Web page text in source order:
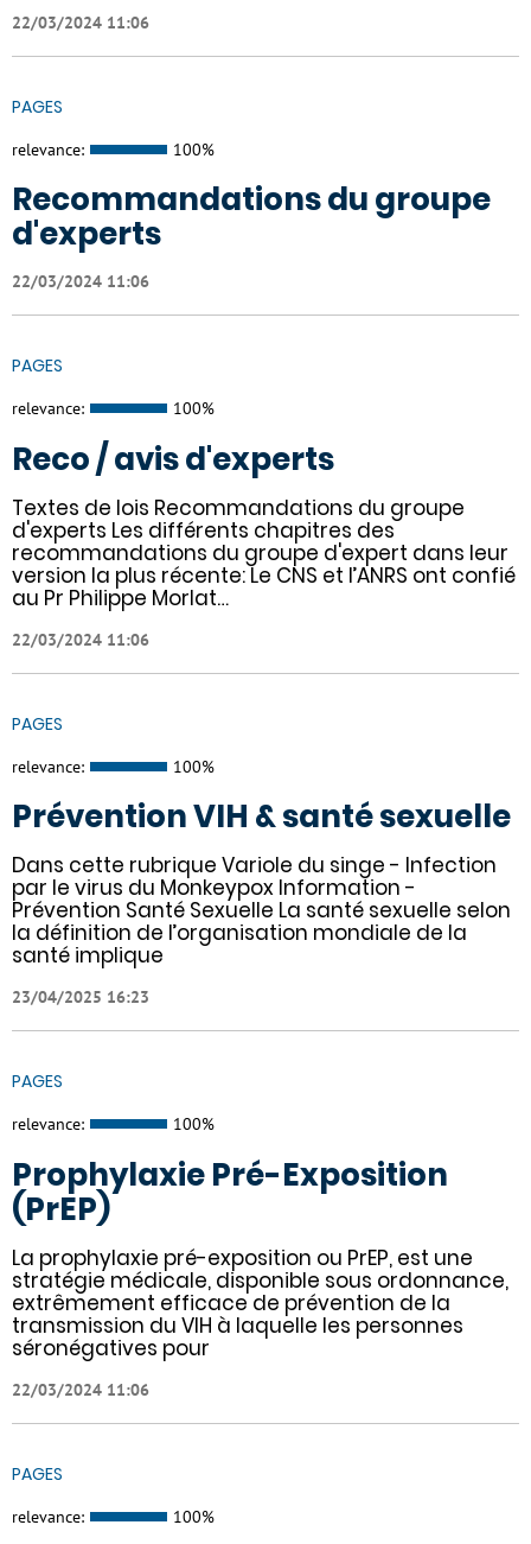
22/03/2024 11:06
PAGES
relevance: 100%
Recommandations du groupe
d'experts
22/03/2024 11:06
PAGES
relevance: 100%
Reco / avis d'experts
Textes de lois Recommandations du groupe
d'experts Les différents chapitres des
recommandations du groupe d'expert dans leur
version la plus récente: Le CNS et l’ANRS ont confié
au Pr Philippe Morlat…
22/03/2024 11:06
PAGES
relevance: 100%
Prévention VIH & santé sexuelle
Dans cette rubrique Variole du singe - Infection
par le virus du Monkeypox Information -
Prévention Santé Sexuelle La santé sexuelle selon
la définition de l’organisation mondiale de la
santé implique
23/04/2025 16:23
PAGES
relevance: 100%
Prophylaxie Pré-Exposition
(PrEP)
La prophylaxie pré-exposition ou PrEP, est une
stratégie médicale, disponible sous ordonnance,
extrêmement efficace de prévention de la
transmission du VIH à laquelle les personnes
séronégatives pour
22/03/2024 11:06
PAGES
relevance: 100%